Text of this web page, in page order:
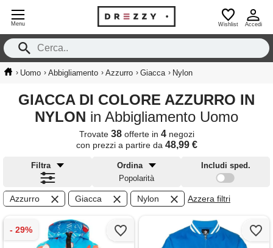
Menu Wishlist Accedi
› Uomo › Abbigliamento › Azzurro › Giacca › Nylon
GIACCA DI COLORE AZZURRO IN
NYLON in Abbigliamento Uomo
Trovate 38offerte in 4negozi
con prezzi a partire da 48,99 €
Filtra
Ordina
Popolarità
Includi sped.
Azzurro Giacca Nylon Azzera filtri